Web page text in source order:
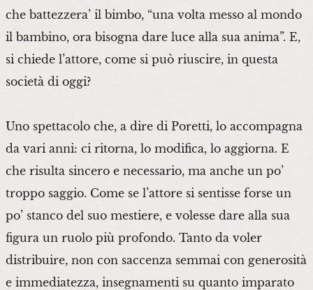
che battezzera’ il bimbo, “una volta messo al mondo
il bambino, ora bisogna dare luce alla sua anima”. E,
si chiede l’attore, come si può riuscire, in questa
società di oggi?
Uno spettacolo che, a dire di Poretti, lo accompagna
da vari anni: ci ritorna, lo modifica, lo aggiorna. E
che risulta sincero e necessario, ma anche un po’
troppo saggio. Come se l’attore si sentisse forse un
po’ stanco del suo mestiere, e volesse dare alla sua
figura un ruolo più profondo. Tanto da voler
distribuire, non con saccenza semmai con generosità
e immediatezza, insegnamenti su quanto imparato